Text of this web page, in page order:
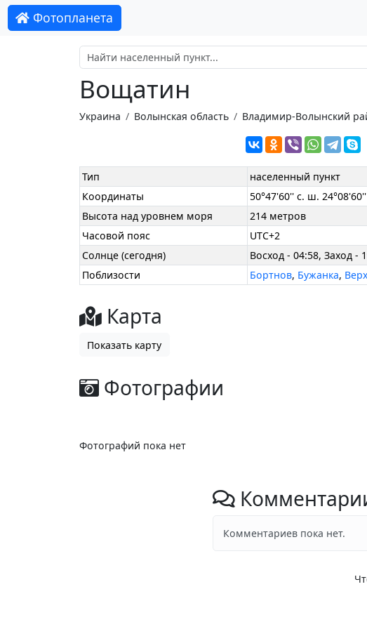
Фотопланета
Вощатин
Украина Волынская область Владимир-Волынский
Тип
населенный пункт
Координаты
50°47'60'' с. ш.
Высота над уровнем моря
214 метров
Часовой пояс
UTC+2
Солнце (сегодня)
Восход - 04:58, Заход -
Поблизости
Бортнов, Бужанка,
Карта
Показать карту
Фотографии
Фотографий пока нет
Комментариев пока нет.